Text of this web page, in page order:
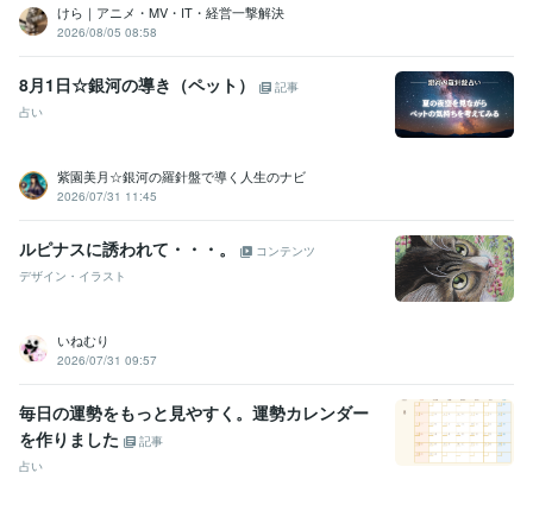
けら｜アニメ・MV・IT・経営一撃解決
2026/08/05 08:58
8月1日☆銀河の導き（ペット）
記事
占い
紫園美月☆銀河の羅針盤で導く人生のナビ
2026/07/31 11:45
ルピナスに誘われて・・・。
コンテンツ
デザイン・イラスト
いねむり
2026/07/31 09:57
毎日の運勢をもっと見やすく。運勢カレンダー
を作りました
記事
占い